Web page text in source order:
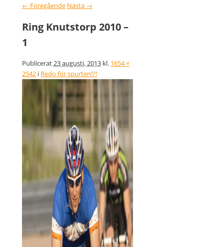
← Föregående Nästa →
Ring Knutstorp 2010 –
1
Publicerat23 augusti, 2013kl. 1654 ×
2542i Redo för spurten!?!